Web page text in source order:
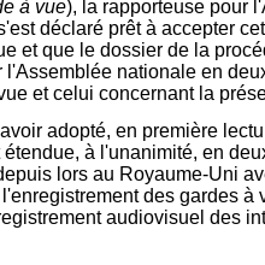
à vue), la rapporteuse pour
déclaré prêt à accepter
et que le dossier de la
nationale en
et celui concernant la
adopté, en première
à l'unanimité, en
lors au Royaume-Uni
des gardes
audiovisuel des